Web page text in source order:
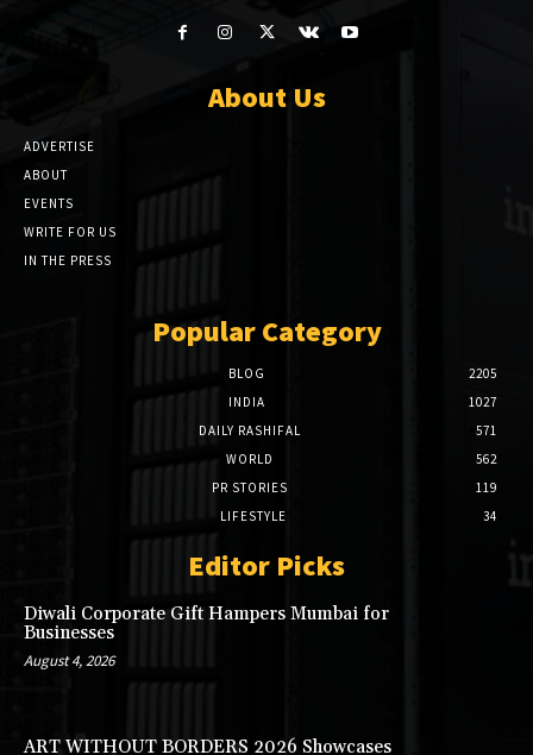
About Us
ADVERTISE
ABOUT
EVENTS
WRITE FOR US
IN THE PRESS
Popular Category
BLOG
2205
INDIA
1027
DAILY RASHIFAL
571
WORLD
562
PR STORIES
119
LIFESTYLE
34
Editor Picks
Diwali Corporate Gift Hampers Mumbai for
Businesses
August 4, 2026
ART WITHOUT BORDERS 2026 Showcases